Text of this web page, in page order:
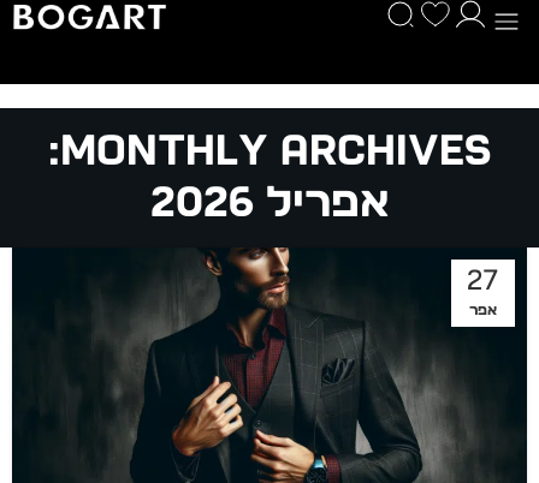
Monthly Archives:
אפריל 2026
27
אפר